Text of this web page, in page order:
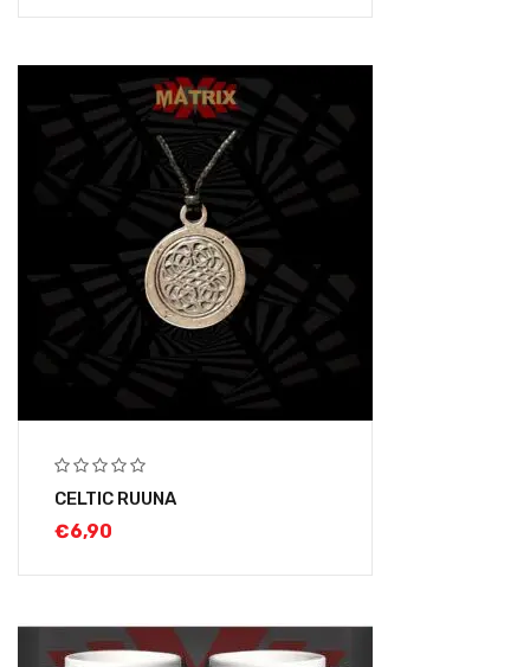
CELTIC RUUNA
€6,90